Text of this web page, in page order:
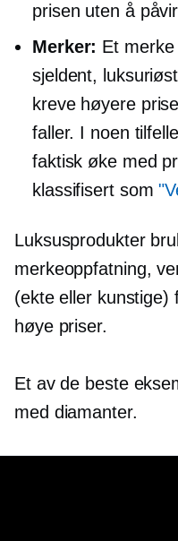
prisen uten å
Merker: Et
sjeldent,
kreve høyere
faller. I noen
faktisk øke med
klassifisert som
Luksusprodukter
merkeoppfatning,
(ekte eller kunstige)
høye priser.
Et av de beste
med diamanter.